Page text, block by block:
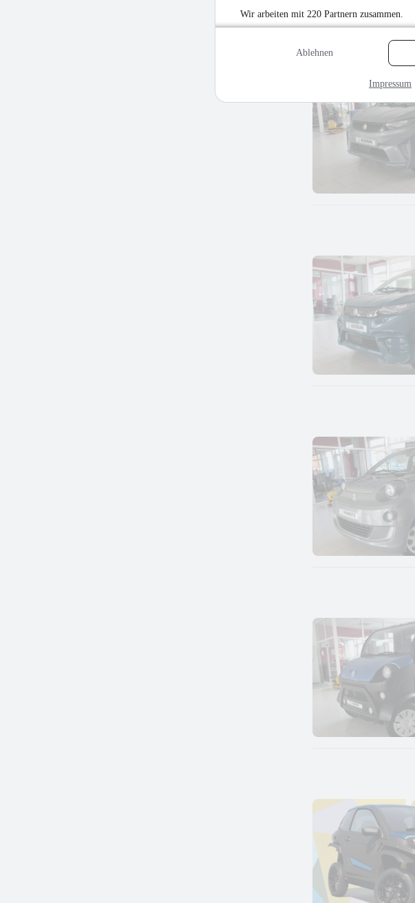
Wir arbeiten mit 220 Partnern zusammen.
Ablehnen
Impressum